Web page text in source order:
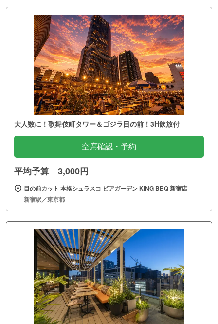
大人数に！歌舞伎町タワー＆ゴジラ目の前！3H飲放付
空席確認・予約
平均予算 3,000円
目の前カット 本格シュラスコ ビアガーデン KING BBQ 新宿店
新宿駅／東京都